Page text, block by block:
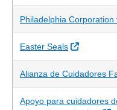
Philadelphia Corporation
Easter Seals Sitio
Alianza de Cuidadores
Apoyo para cuidadores